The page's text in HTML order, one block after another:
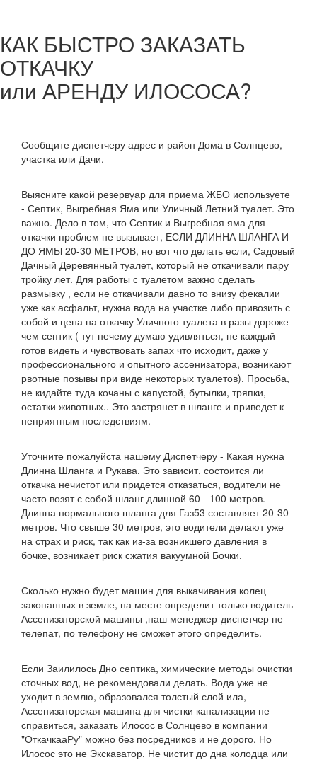
КАК БЫСТРО ЗАКАЗАТЬ
ОТКАЧКУ
или АРЕНДУ ИЛОСОСА?
Сообщите диспетчеру адрес и район Дома в Солнцево,
участка или Дачи.
Выясните какой резервуар для приема ЖБО используете
- Септик, Выгребная Яма или Уличный Летний туалет. Это
важно. Дело в том, что Септик и Выгребная яма для
откачки проблем не вызывает, ЕСЛИ ДЛИННА ШЛАНГА И
ДО ЯМЫ 20-30 МЕТРОВ, но вот что делать если, Садовый
Дачный Деревянный туалет, который не откачивали пару
тройку лет. Для работы с туалетом важно сделать
размывку , если не откачивали давно то внизу фекалии
уже как асфальт, нужна вода на участке либо привозить с
собой и цена на откачку Уличного туалета в разы дороже
чем септик ( тут нечему думаю удивляться, не каждый
готов видеть и чувствовать запах что исходит, даже у
профессионального и опытного ассенизатора, возникают
рвотные позывы при виде некоторых туалетов). Просьба,
не кидайте туда кочаны с капустой, бутылки, тряпки,
остатки животных.. Это застрянет в шланге и приведет к
неприятным последствиям.
Уточните пожалуйста нашему Диспетчеру - Какая нужна
Длинна Шланга и Рукава. Это зависит, состоится ли
откачка нечистот или придется отказаться, водители не
часто возят с собой шланг длинной 60 - 100 метров.
Длинна нормального шланга для Газ53 составляет 20-30
метров. Что свыше 30 метров, это водители делают уже
на страх и риск, так как из-за возникшего давления в
бочке, возникает риск сжатия вакуумной Бочки.
Сколько нужно будет машин для выкачивания колец
закопанных в земле, на месте определит только водитель
Ассенизаторской машины ,наш менеджер-диспетчер не
телепат, по телефону не сможет этого определить.
Если Заилилось Дно септика, химические методы очистки
сточных вод, не рекомендовали делать. Вода уже не
уходит в землю, образовался толстый слой ила,
Ассенизаторская машина для чистки канализации не
справиться, заказать Илосос в Солнцево в компании
"ОткачкааРу" можно без посредников и не дорого. Но
Илосос это не Экскаватор, Не чистит до дна колодца или